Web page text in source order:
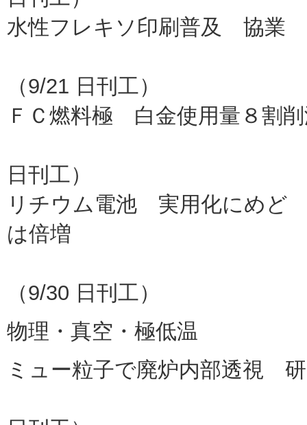
水性フレキソ印刷普及 協業
（9/21 日刊工）
ＦＣ燃料極 白金使用量８割
日刊工）
リチウム電池 実用化にめど
は倍増
（9/30 日刊工）
物理・真空・極低温
ミュー粒子で廃炉内部透視